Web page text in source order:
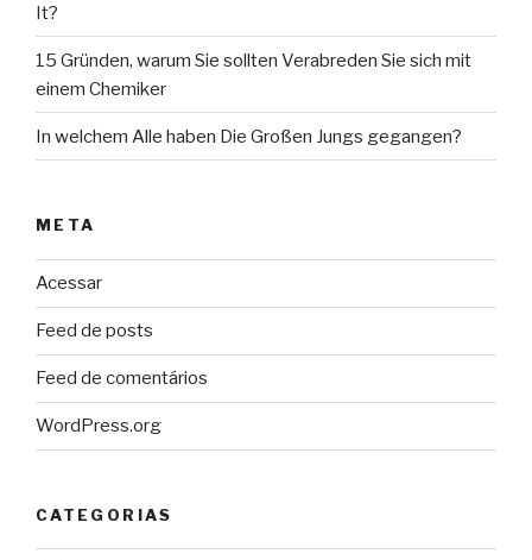
It?
15 Gründen, warum Sie sollten Verabreden Sie sich mit
einem Chemiker
In welchem Alle haben Die Großen Jungs gegangen?
META
Acessar
Feed de posts
Feed de comentários
WordPress.org
CATEGORIAS